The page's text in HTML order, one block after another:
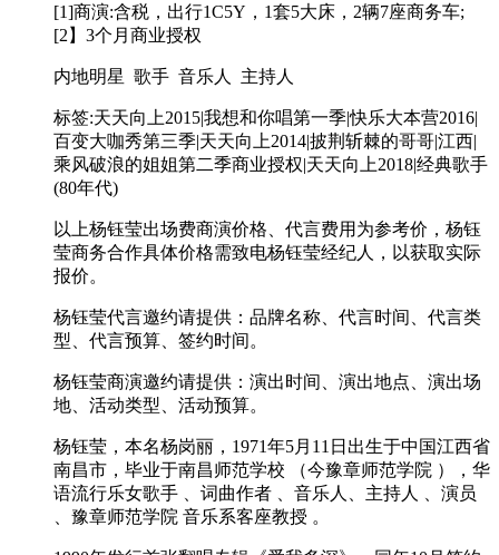
[1]商演:含税，出行1C5Y，1套5大床，2辆7座商务车;
[2】3个月商业授权
内地明星 歌手 音乐人 主持人
标签:天天向上2015|我想和你唱第一季|快乐大本营2016|
百变大咖秀第三季|天天向上2014|披荆斩棘的哥哥|江西|
乘风破浪的姐姐第二季商业授权|天天向上2018|经典歌手
(80年代)
以上杨钰莹出场费商演价格、代言费用为参考价，杨钰
莹商务合作具体价格需致电杨钰莹经纪人，以获取实际
报价。
杨钰莹代言邀约请提供：品牌名称、代言时间、代言类
型、代言预算、签约时间。
杨钰莹商演邀约请提供：演出时间、演出地点、演出场
地、活动类型、活动预算。
杨钰莹，本名杨岗丽，1971年5月11日出生于中国江西省
南昌市，毕业于南昌师范学校 （今豫章师范学院 ），华
语流行乐女歌手 、词曲作者 、音乐人、主持人 、演员
、豫章师范学院 音乐系客座教授 。